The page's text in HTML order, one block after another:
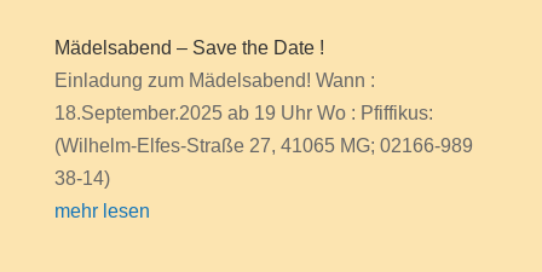
Mädelsabend – Save the Date !
Einladung zum Mädelsabend! Wann :
18.September.2025 ab 19 Uhr Wo : Pfiffikus:
(Wilhelm-Elfes-Straße 27, 41065 MG; 02166-989
38-14)
mehr lesen